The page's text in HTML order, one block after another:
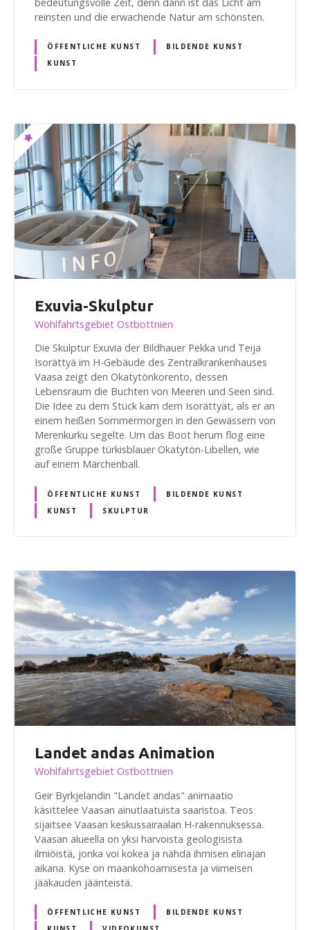
reinsten und die erwachende Natur am schönsten.
ÖFFENTLICHE KUNST
BILDENDE KUNST
KUNST
Exuvia-Skulptur
Wohlfahrtsgebiet Ostbottnien
Die Skulptur Exuvia der Bildhauer Pekka und Teija
Isorättyä im H-Gebäude des Zentralkrankenhauses
Vaasa zeigt den Okatytönkorento, dessen
Lebensraum die Buchten von Meeren und Seen sind.
Die Idee zu dem Stück kam dem Isorättyät, als er an
einem heißen Sommermorgen in den Gewässern von
Merenkurku segelte. Um das Boot herum flog eine
große Gruppe türkisblauer Okatytön-Libellen, wie
auf einem Märchenball.
ÖFFENTLICHE KUNST
BILDENDE KUNST
KUNST
SKULPTUR
Landet andas Animation
Wohlfahrtsgebiet Ostbottnien
Geir Byrkjelandin "Landet andas" animaatio
käsittelee Vaasan ainutlaatuista saaristoa. Teos
sijaitsee Vaasan keskussairaalan H-rakennuksessa.
Vaasan alueella on yksi harvoista geologisista
ilmiöistä, jonka voi kokea ja nähdä ihmisen elinajan
aikana. Kyse on maankohoamisesta ja viimeisen
jääkauden jäänteistä.
ÖFFENTLICHE KUNST
BILDENDE KUNST